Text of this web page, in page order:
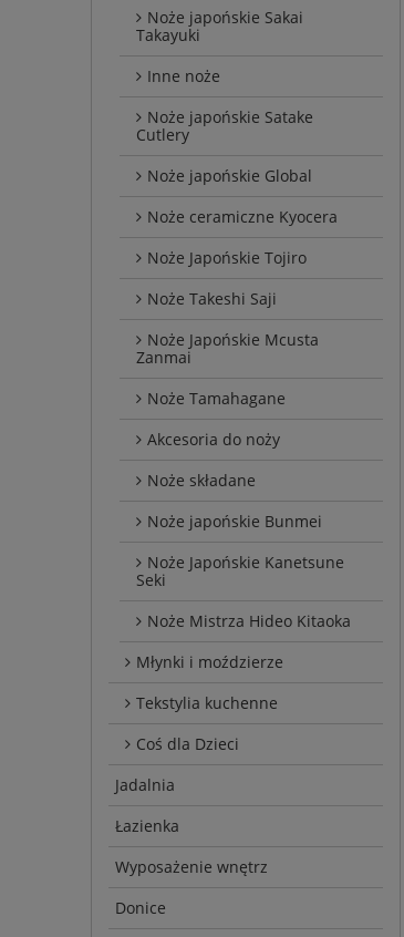
Noże japońskie Sakai
Takayuki
Inne noże
Noże japońskie Satake
Cutlery
Noże japońskie Global
Noże ceramiczne Kyocera
Noże Japońskie Tojiro
Noże Takeshi Saji
Noże Japońskie Mcusta
Zanmai
Noże Tamahagane
Akcesoria do noży
Noże składane
Noże japońskie Bunmei
Noże Japońskie Kanetsune
Seki
Noże Mistrza Hideo Kitaoka
Młynki i moździerze
Tekstylia kuchenne
Coś dla Dzieci
Jadalnia
Łazienka
Wyposażenie wnętrz
Donice